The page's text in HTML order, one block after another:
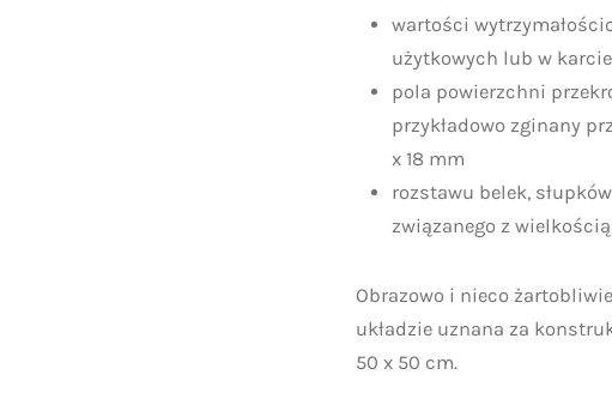
wartości
użytkowych lub w
pola powierzchni
przykładowo zginany
x 18 mm
rozstawu belek,
związanego z
Obrazowo i nieco
układzie uznana za
50 x 50 cm.